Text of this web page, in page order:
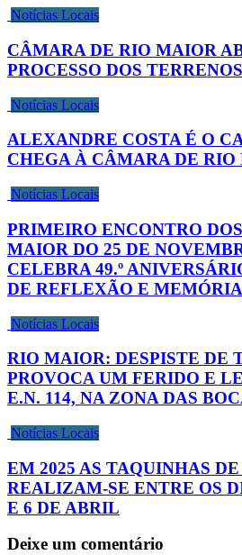
Notícias Locais
CÂMARA DE RIO MAIOR
PROCESSO DOS
Notícias Locais
ALEXANDRE COSTA É O
CHEGA À CÂMARA DE
Notícias Locais
PRIMEIRO ENCONTRO
MAIOR DO 25 DE
CELEBRA 49.º
DE REFLEXÃO E MEMÓRIA
Notícias Locais
RIO MAIOR: DESPISTE DE
PROVOCA UM FERIDO E
E.N. 114, NA ZONA DAS
Notícias Locais
EM 2025 AS TAQUINHAS
REALIZAM-SE ENTRE OS
E 6 DE ABRIL
Deixe um comentário